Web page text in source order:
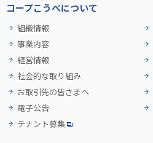
コープこうべについて
組織情報
事業内容
経営情報
社会的な取り組み
お取引先の皆さまへ
電子公告
テナント募集